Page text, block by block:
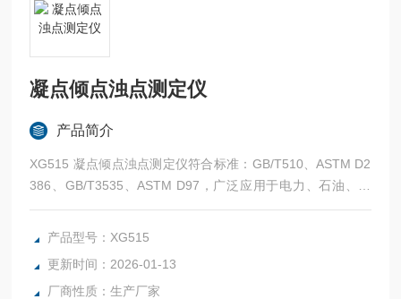
凝点倾点浊点测定仪
产品简介
​XG515 凝点倾点浊点测定仪符合标准：GB/T510、ASTM D2
386、GB/T3535、ASTM D97，广泛应用于电力、石油、化
工、医药等部门凝点、倾点、浊点测量。
产品型号：XG515
更新时间：2026-01-13
厂商性质：生产厂家